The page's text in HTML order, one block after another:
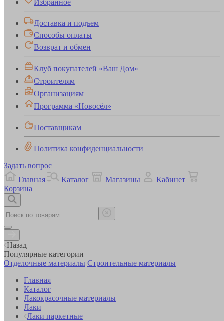
Доставка и подъем
Способы оплаты
Возврат и обмен
Клуб покупателей «Ваш Дом»
Строителям
Организациям
Программа «Новосёл»
Поставщикам
Политика конфиденциальности
Задать вопрос
Главная
Каталог Магазины
Кабинет
Корзина
Назад
Популярные категории
Отделочные материалы Строительные материалы
Главная
Каталог
Лакокрасочные материалы
Лаки
Лаки паркетные